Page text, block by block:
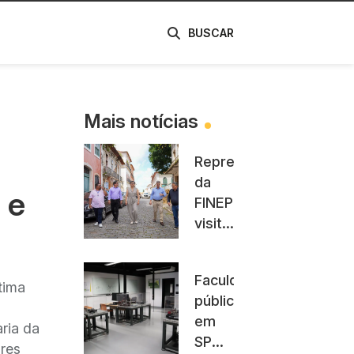
BUSCAR
da
Mais notícias
Representante
da
FINEP
visita
Renato
Archer,
que
receberá
Faculdade
pública
em
SP